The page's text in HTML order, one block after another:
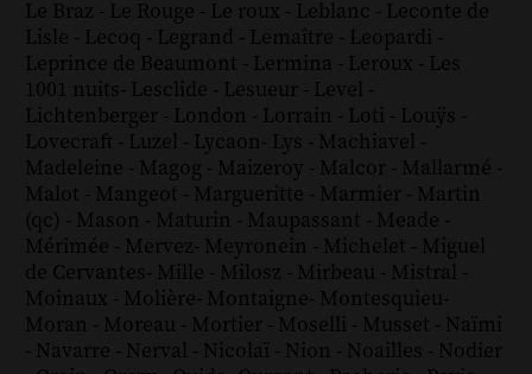
Le Braz - Le Rouge - Le roux - Leblanc - Leconte de
Lisle - Lecoq - Legrand - Lemaître - Leopardi -
Leprince de Beaumont - Lermina - Leroux - Les
1001 nuits- Lesclide - Lesueur - Level -
Lichtenberger - London - Lorrain - Loti - Louÿs -
Lovecraft - Luzel - Lycaon- Lys - Machiavel -
Madeleine - Magog - Maizeroy - Malcor - Mallarmé -
Malot - Mangeot - Margueritte - Marmier - Martin
(qc) - Mason - Maturin - Maupassant - Meade -
Mérimée - Mervez- Meyronein - Michelet - Miguel
de Cervantes- Mille - Milosz - Mirbeau - Mistral -
Moinaux - Molière- Montaigne- Montesquieu-
Moran - Moreau - Mortier - Moselli - Musset - Naïmi
- Navarre - Nerval - Nicolaï - Nion - Noailles - Nodier